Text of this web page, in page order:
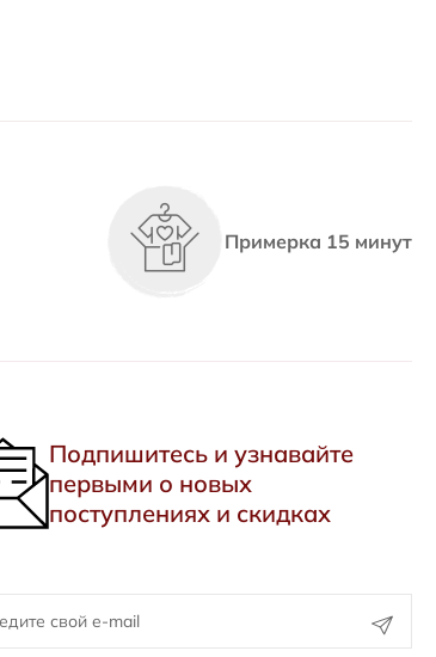
Примерка 15 минут
Подпишитесь и узнавайте
первыми о новых
поступлениях и скидках